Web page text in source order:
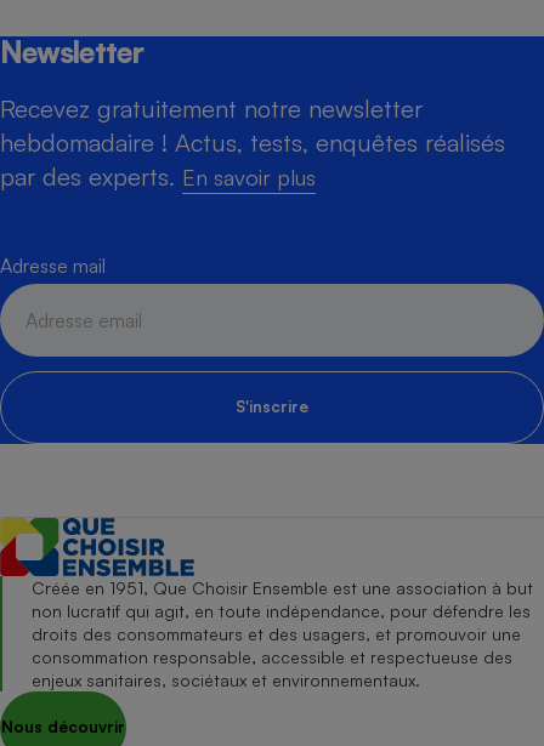
Newsletter
Recevez gratuitement notre newsletter
hebdomadaire ! Actus, tests, enquêtes réalisés
par des experts. En savoir plus
Adresse mail
S'inscrire
Créée en 1951, Que Choisir Ensemble est une association à but
non lucratif qui agit, en toute indépendance, pour défendre les
droits des consommateurs et des usagers, et promouvoir une
consommation responsable, accessible et respectueuse des
enjeux sanitaires, sociétaux et environnementaux.
Nous découvrir